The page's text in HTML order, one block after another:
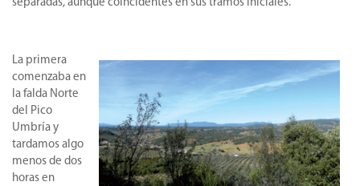
separadas, aunque coincidentes en sus tramos iniciales.
La primera
comenzaba en
la falda Norte
del Pico
Umbría y
tardamos algo
menos de dos
horas en